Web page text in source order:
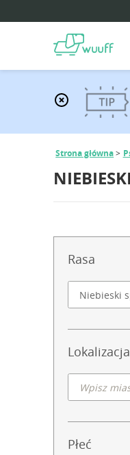
Strona główna
Rasa
Lokalizacja
Płeć